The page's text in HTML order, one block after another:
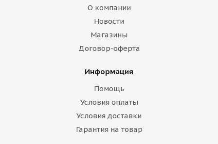
О компании
Новости
Магазины
Договор-оферта
Информация
Помощь
Условия оплаты
Условия доставки
Гарантия на товар